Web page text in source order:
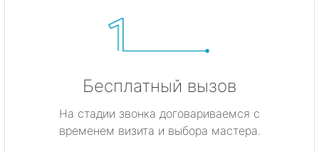
Бесплатный вызов
На стадии звонка договариваемся с
временем визита и выбора мастера.